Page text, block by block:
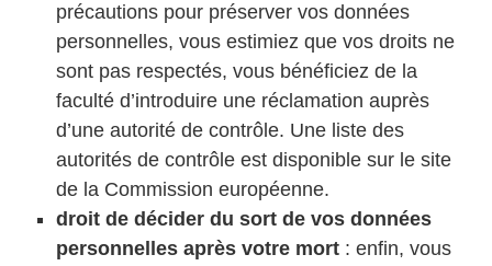
précautions pour préserver vos données
personnelles, vous estimiez que vos droits ne
sont pas respectés, vous bénéficiez de la
faculté d’introduire une réclamation auprès
d’une autorité de contrôle. Une liste des
autorités de contrôle est disponible sur le site
de la Commission européenne.
droit de décider du sort de vos données
personnelles après votre mort : enfin, vous